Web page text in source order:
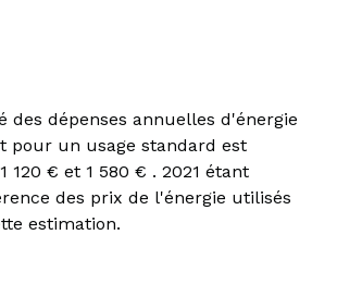
des dépenses annuelles d'énergie
pour un usage standard est
120 € et 1 580 € . 2021 étant
des prix de l'énergie utilisés
estimation.